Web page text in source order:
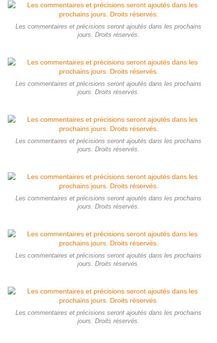
Les commentaires et précisions seront ajoutés dans les prochains
jours. Droits réservés.
Les commentaires et précisions seront ajoutés dans les prochains
jours. Droits réservés.
Les commentaires et précisions seront ajoutés dans les prochains
jours. Droits réservés.
Les commentaires et précisions seront ajoutés dans les prochains
jours. Droits réservés.
Les commentaires et précisions seront ajoutés dans les prochains
jours. Droits réservés.
Les commentaires et précisions seront ajoutés dans les prochains
jours. Droits réservés.